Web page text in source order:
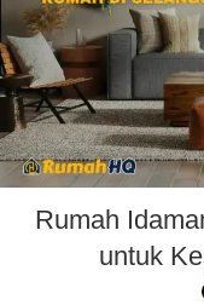
Rumah
untuk